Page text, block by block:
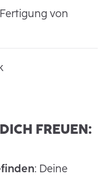
von
FREUEN:
: Deine